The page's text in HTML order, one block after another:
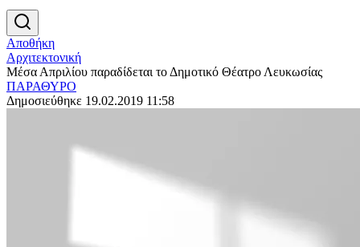
Αποθήκη
Αρχιτεκτονική
Μέσα Απριλίου παραδίδεται το Δημοτικό Θέατρο Λευκωσίας
ΠΑΡΑΘΥΡΟ
Δημοσιεύθηκε 19.02.2019 11:58